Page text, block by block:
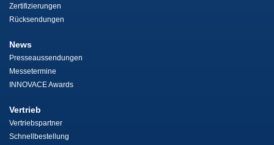
Zertifizierungen
Rücksendungen
News
Presseaussendungen
Messetermine
INNOVACE Awards
Vertrieb
Vertriebspartner
Schnellbestellung